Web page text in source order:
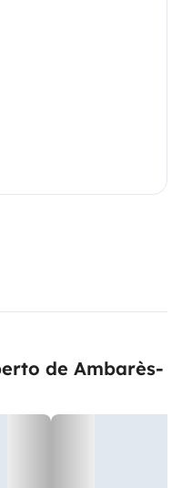
de Ambarès-